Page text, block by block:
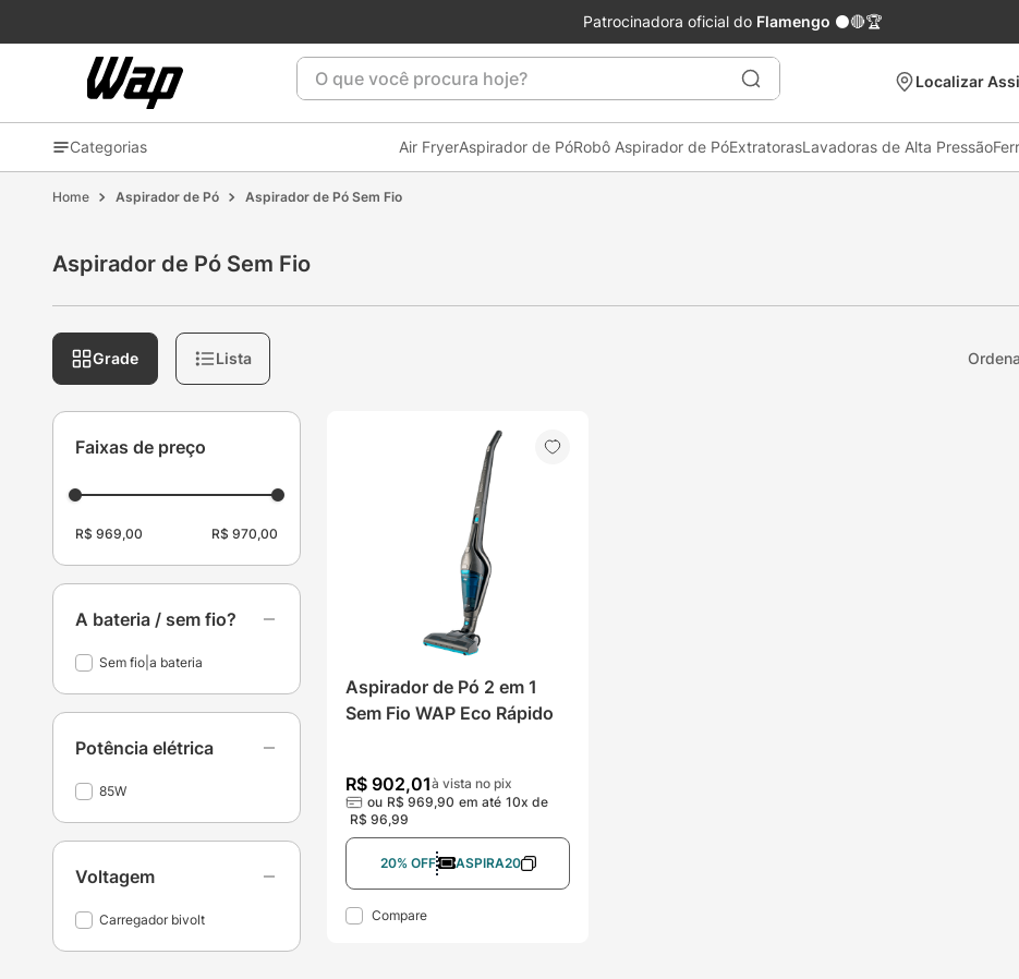
Patrocinadora oficial do Flamengo ⚫🔴🏆
O que você procura hoje?
Localizar
Categorias Air FryerAspirador de PóRobô Aspirador de PóExtratorasLavadoras de Alta Pressão
Aspirador de Pó Aspirador de Pó Sem Fio
Aspirador de Pó Sem Fio
Grade Lista
A bateria / sem fio?
Sem fio|a bateria
Potência elétrica
85W
Voltagem
Carregador bivolt
Faixas de preço
R$ 969,00 R$ 970,00
Aspirador de Pó 2 em 1
Sem Fio WAP Eco Rápido
R$ 902,01à vista no pix
ou R$ 969,90 em até 10x de
R$ 96,99
20% OFF ASPIRA20
Compare